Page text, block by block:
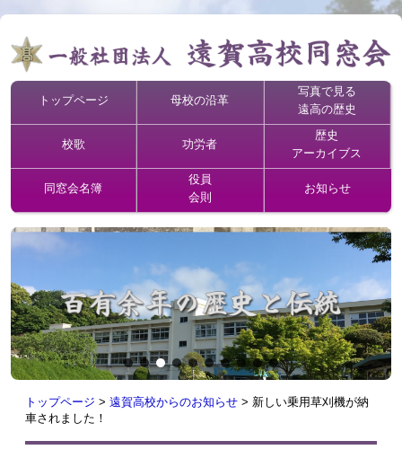
トップページ 母校の沿革
写真で見る
遠高の歴史
校歌 功労者
歴史
アーカイブス
同窓会名簿
役員
会則
お知らせ
トップページ > 遠賀高校からのお知らせ > 新しい乗用草刈機が納
車されました！